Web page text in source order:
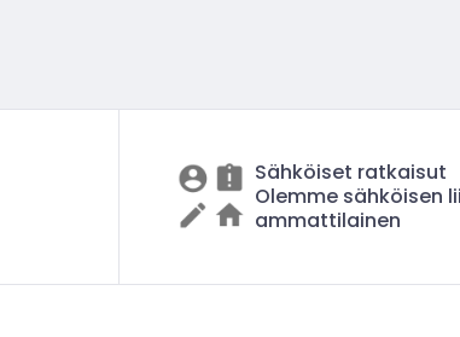
Sähköiset ratkaisut
Olemme sähköisen
ammattilainen